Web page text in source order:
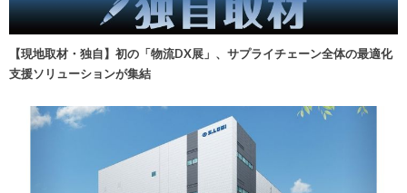
【現地取材・独自】初の「物流DX展」、サプライチェーン全体の最適化
支援ソリューションが集結